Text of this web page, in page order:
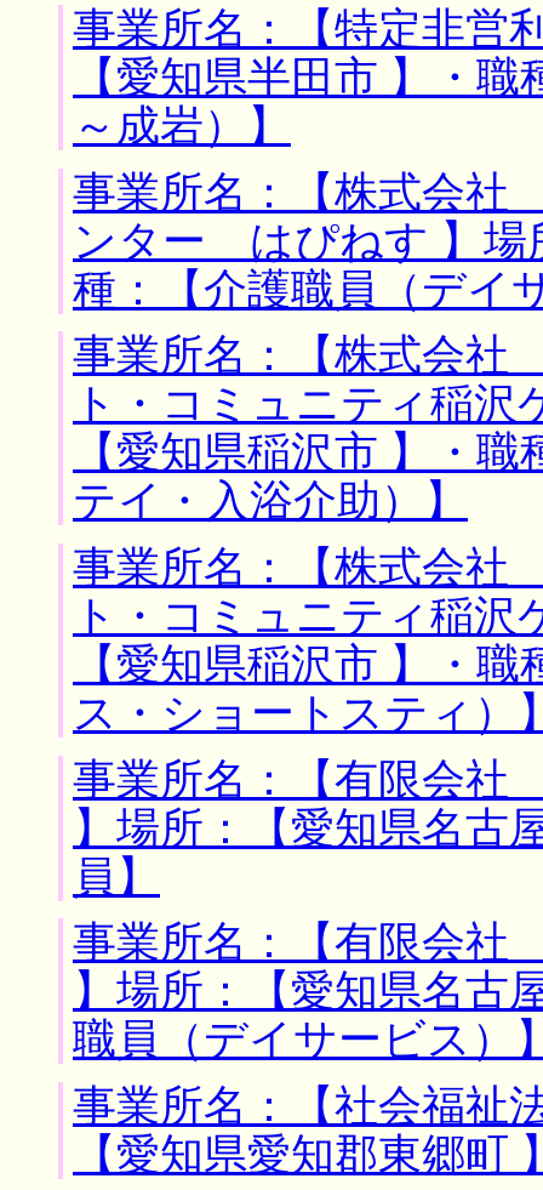
事業所名：【特定非営
【愛知県半田市 】・
～成岩）】
事業所名：【株式会
ンター はぴねす 】場
種：【介護職員（デイ
事業所名：【株式会
ト・コミュニティ稲
【愛知県稲沢市 】・
テイ・入浴介助）】
事業所名：【株式会
ト・コミュニティ稲
【愛知県稲沢市 】・
ス・ショートスティ）
事業所名：【有限会
】場所：【愛知県名古
員】
事業所名：【有限会
】場所：【愛知県名古
職員（デイサービス）
事業所名：【社会福祉
【愛知県愛知郡東郷町